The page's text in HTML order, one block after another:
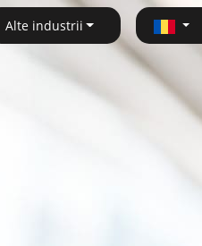
Alte industrii